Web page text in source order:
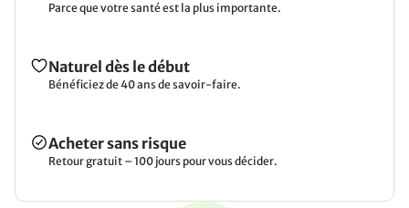
Parce que votre santé est la plus importante.
Naturel dès le début
Bénéficiez de 40 ans de savoir-faire.
Acheter sans risque
Retour gratuit – 100 jours pour vous décider.